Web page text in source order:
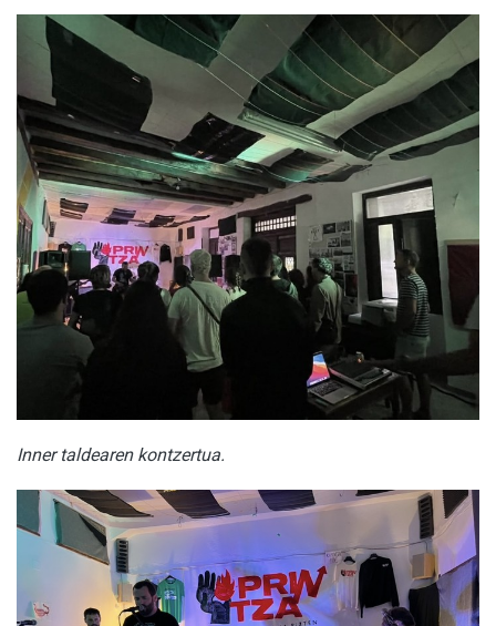
Inner taldearen kontzertua.